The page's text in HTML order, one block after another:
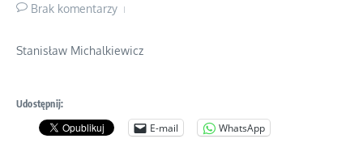
Brak komentarzy
Stanisław Michalkiewicz
Udostępnij:
E-mail WhatsApp